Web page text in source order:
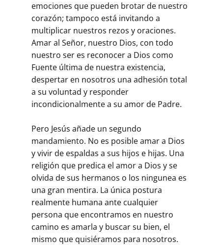
emociones que pueden brotar de nuestro
corazón; tampoco está invitando a
multiplicar nuestros rezos y oraciones.
Amar al Señor, nuestro Dios, con todo
nuestro ser es reconocer a Dios como
Fuente última de nuestra existencia,
despertar en nosotros una adhesión total
a su voluntad y responder
incondicionalmente a su amor de Padre.
Pero Jesús añade un segundo
mandamiento. No es posible amar a Dios
y vivir de espaldas a sus hijos e hijas. Una
religión que predica el amor a Dios y se
olvida de sus hermanos o los ningunea es
una gran mentira. La única postura
realmente humana ante cualquier
persona que encontramos en nuestro
camino es amarla y buscar su bien, el
mismo que quisiéramos para nosotros.